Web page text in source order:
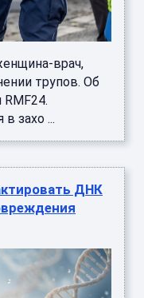
ограничение
считалось